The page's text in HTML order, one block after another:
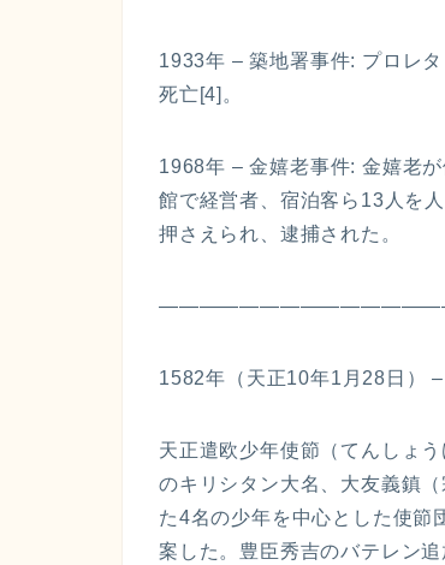
1933年 – 築地署事件: プロレ
死亡[4]。
1968年 – 金嬉老事件: 金嬉老
館で経営者、宿泊客ら13人を
押さえられ、逮捕された。
1582年（天正10年1月28日） –
天正遣欧少年使節（てんしょ
のキリシタン大名、大友義鎮
た4名の少年を中心とした使節
案した。豊臣秀吉のバテレン